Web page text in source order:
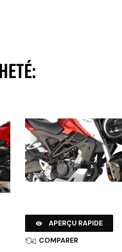
 APERÇU RAPIDE
 COMPARER